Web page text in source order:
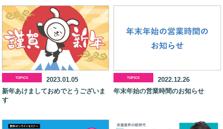
TOPICS
2023.01.05
新年あけましておめでとうございま
す
TOPICS
2022.12.26
年末年始の営業時間のお知らせ